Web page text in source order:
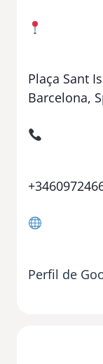
Plaça Sant
Barcelona,
Perfil de